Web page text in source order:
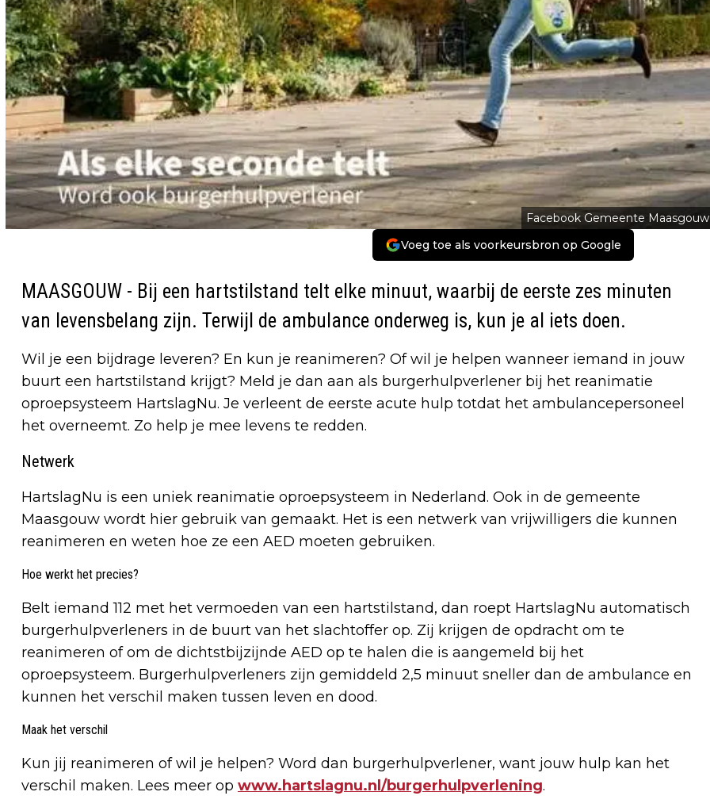
Facebook Gemeente Maasgouw
Voeg toe als voorkeursbron op Google
MAASGOUW - Bij een hartstilstand telt elke minuut, waarbij de eerste zes minuten
van levensbelang zijn. Terwijl de ambulance onderweg is, kun je al iets doen.
Wil je een bijdrage leveren? En kun je reanimeren? Of wil je helpen wanneer iemand in jouw
buurt een hartstilstand krijgt? Meld je dan aan als burgerhulpverlener bij het reanimatie
oproepsysteem HartslagNu. Je verleent de eerste acute hulp totdat het ambulancepersoneel
het overneemt. Zo help je mee levens te redden.
Netwerk
HartslagNu is een uniek reanimatie oproepsysteem in Nederland. Ook in de gemeente
Maasgouw wordt hier gebruik van gemaakt. Het is een netwerk van vrijwilligers die kunnen
reanimeren en weten hoe ze een AED moeten gebruiken.
Hoe werkt het precies?
Belt iemand 112 met het vermoeden van een hartstilstand, dan roept HartslagNu automatisch
burgerhulpverleners in de buurt van het slachtoffer op. Zij krijgen de opdracht om te
reanimeren of om de dichtstbijzijnde AED op te halen die is aangemeld bij het
oproepsysteem. Burgerhulpverleners zijn gemiddeld 2,5 minuut sneller dan de ambulance en
kunnen het verschil maken tussen leven en dood.
Maak het verschil
Kun jij reanimeren of wil je helpen? Word dan burgerhulpverlener, want jouw hulp kan het
verschil maken. Lees meer op www.hartslagnu.nl/burgerhulpverlening.